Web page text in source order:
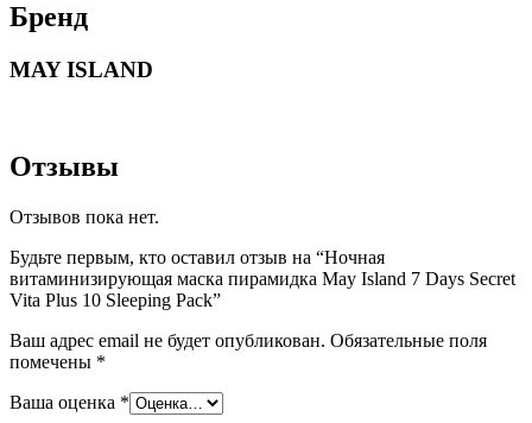
Бренд
MAY ISLAND
Отзывы
Отзывов пока нет.
Будьте первым, кто оставил отзыв на “Ночная
витаминизирующая маска пирамидка May Island 7 Days Secret
Vita Plus 10 Sleeping Pack”
Ваш адрес email не будет опубликован. Обязательные поля
помечены *
Ваша оценка *